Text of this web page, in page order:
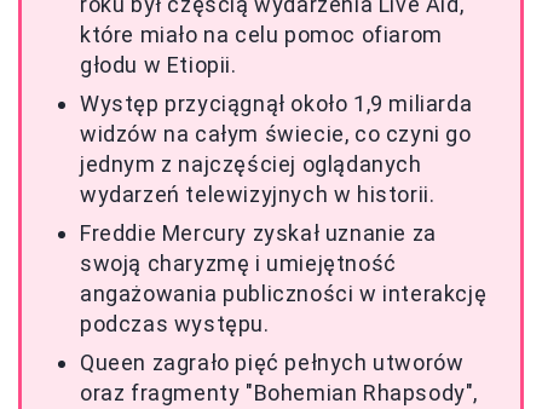
które miało na celu pomoc ofiarom
głodu w Etiopii.
Występ przyciągnął około 1,9 miliarda
widzów na całym świecie, co czyni go
jednym z najczęściej oglądanych
wydarzeń telewizyjnych w historii.
Freddie Mercury zyskał uznanie za
swoją charyzmę i umiejętność
angażowania publiczności w interakcję
podczas występu.
Queen zagrało pięć pełnych utworów
oraz fragmenty "Bohemian Rhapsody",